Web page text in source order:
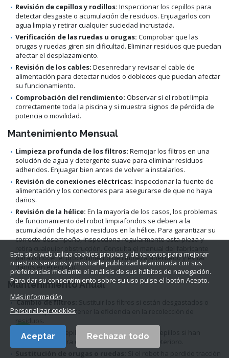
Revisión de cepillos y rodillos: Inspeccionar los cepillos para
detectar desgaste o acumulación de residuos. Enjuagarlos con
agua limpia y retirar cualquier suciedad incrustada.
Verificación de las ruedas u orugas: Comprobar que las
orugas y ruedas giren sin dificultad. Eliminar residuos que puedan
afectar el desplazamiento.
Revisión de los cables: Desenredar y revisar el cable de
alimentación para detectar nudos o dobleces que puedan afectar
su funcionamiento.
Comprobación del rendimiento: Observar si el robot limpia
correctamente toda la piscina y si muestra signos de pérdida de
potencia o movilidad.
Mantenimiento Mensual
Limpieza profunda de los filtros: Remojar los filtros en una
solución de agua y detergente suave para eliminar residuos
adheridos. Enjuagar bien antes de volver a instalarlos.
Revisión de conexiones eléctricas: Inspeccionar la fuente de
alimentación y los conectores para asegurarse de que no haya
daños.
Revisión de la hélice: En la mayoría de los casos, los problemas
de funcionamiento del robot limpiafondos se deben a la
acumulación de hojas o residuos en la hélice. Para garantizar su
correcto desempeño, inspecciona regularmente esta pieza y
para conocer el procedimiento de limpieza adecuado y evitar
daños en el equipo.
Mantenimiento Anual
Cambio de filtros:
dañados para mantener la eficiencia en la recolección de
Reemplazo de cepillos y rodillos: Cambiar los cepillos si han
perdido su textura o si presentan signos de deterioro.
Este sitio web utiliza cookies propias y de terceros para mejorar
nuestros servicios y mostrarle publicidad relacionada con sus
preferencias mediante el análisis de sus hábitos de navegación.
Para dar su consentimiento sobre su uso pulse el botón Acepto.
Más información
Personalizar cookies
Rechazar todo
Aceptar